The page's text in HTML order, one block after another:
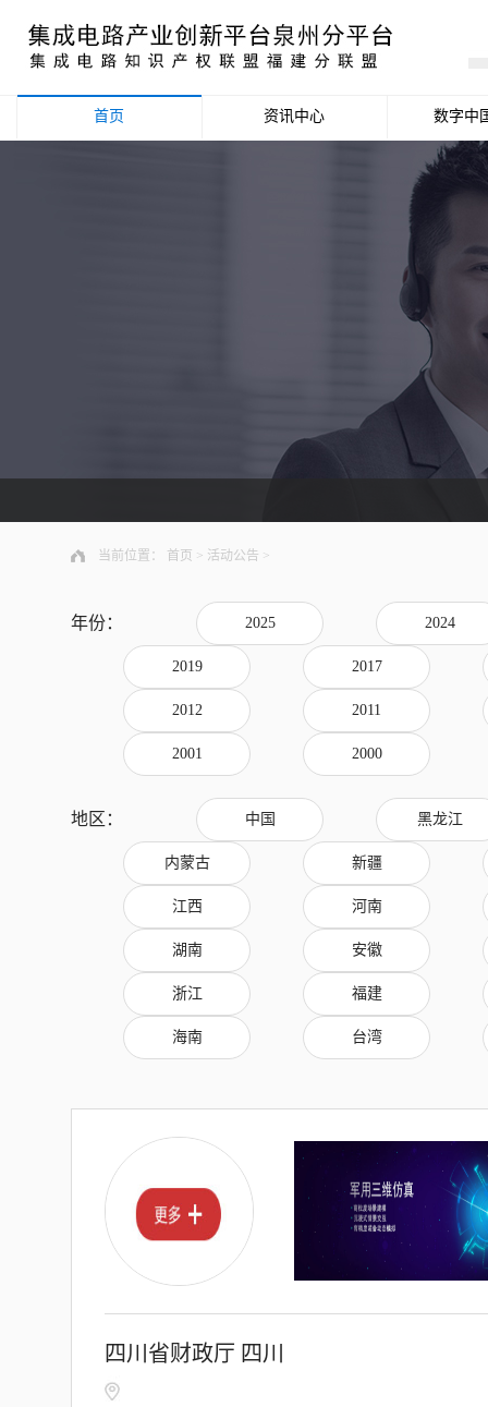
首页 资讯中心 数字中
当前位置： 首页 > 活动公告 >
年份： 2025 2024
2019 2017
2012 2011
2001 2000
地区： 中国 黑龙江
内蒙古 新疆
江西 河南
湖南 安徽
浙江 福建
海南 台湾
四川省财政厅 四川
省知识产权局关于印